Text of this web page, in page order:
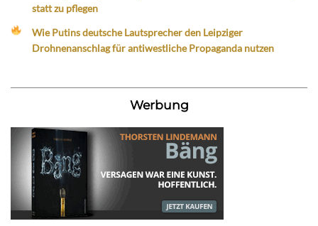
statt zu pflegen
Wie Putins deutsche Lautsprecher den Leipziger
Drohnenanschlag für antiwestliche Propaganda nutzen
Werbung